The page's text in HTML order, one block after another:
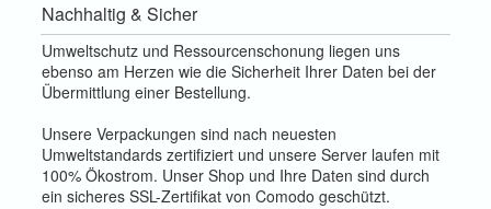
Nachhaltig & Sicher
Umweltschutz und Ressourcenschonung liegen uns
ebenso am Herzen wie die Sicherheit Ihrer Daten bei der
Übermittlung einer Bestellung.
Unsere Verpackungen sind nach neuesten
Umweltstandards zertifiziert und unsere Server laufen mit
100% Ökostrom. Unser Shop und Ihre Daten sind durch
ein sicheres SSL-Zertifikat von Comodo geschützt.